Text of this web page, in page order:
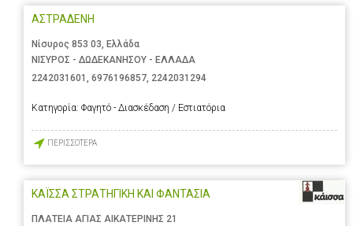
ΑΣΤΡΑΔΕΝΗ
Νίσυρος 853 03, Ελλάδα
ΝΙΣΥΡΟΣ - ΔΩΔΕΚΑΝΗΣΟΥ - ΕΛΛΑΔΑ
2242031601
6976196857 2242031294
Κατηγορία: Φαγητό - Διασκέδαση / Εστιατόρια
ΠΕΡΙΣΣΟΤΕΡΑ
ΚΑΪΣΣΑ ΣΤΡΑΤΗΓΙΚΗ ΚΑΙ ΦΑΝΤΑΣΙΑ
ΠΛΑΤΕΙΑ ΑΓΙΑΣ ΑΙΚΑΤΕΡΙΝΗΣ 21